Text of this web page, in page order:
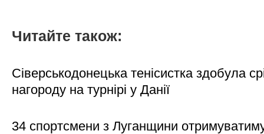
Читайте також:
Сіверськодонецька тенісистка здобула
нагороду на турнірі у Данії
34 спортсмени з Луганщини